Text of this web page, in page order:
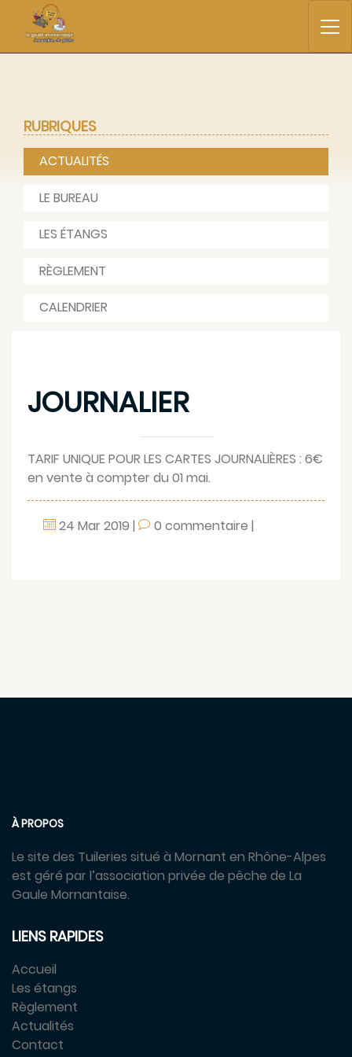
JOURNALIER
TARIF UNIQUE POUR LES CARTES JOURNALIÈRES : 6€
en vente à compter du 01 mai.
24 Mar 2019 | 0 commentaire |
RUBRIQUES
ACTUALITÉS
LE BUREAU
LES ÉTANGS
RÈGLEMENT
CALENDRIER
À PROPOS
Le site des Tuileries situé à Mornant en Rhône-Alpes
est géré par l’association privée de pêche de La
Gaule Mornantaise.
LIENS RAPIDES
Accueil
Les étangs
Règlement
Actualités
Contact